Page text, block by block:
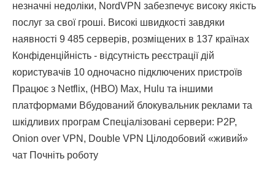
незначні недоліки, NordVPN забезпечує високу якість
послуг за свої гроші. Високі швидкості завдяки
наявності 9 485 серверів, розміщених в 137 країнах
Конфіденційність - відсутність реєстрації дій
користувачів 10 одночасно підключених пристроїв
Працює з Netflix, (HBO) Max, Hulu та іншими
платформами Вбудований блокувальник реклами та
шкідливих програм Спеціалізовані сервери: P2P,
Onion over VPN, Double VPN Цілодобовий «живий»
чат Почніть роботу